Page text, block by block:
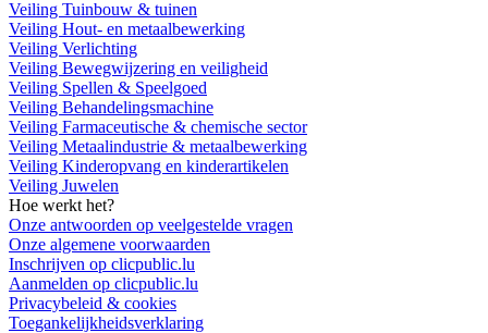
Veiling Tuinbouw & tuinen
Veiling Hout- en metaalbewerking
Veiling Verlichting
Veiling Bewegwijzering en veiligheid
Veiling Spellen & Speelgoed
Veiling Behandelingsmachine
Veiling Farmaceutische & chemische sector
Veiling Metaalindustrie & metaalbewerking
Veiling Kinderopvang en kinderartikelen
Veiling Juwelen
Hoe werkt het?
Onze antwoorden op veelgestelde vragen
Onze algemene voorwaarden
Inschrijven op clicpublic.lu
Aanmelden op clicpublic.lu
Privacybeleid & cookies
Toegankelijkheidsverklaring